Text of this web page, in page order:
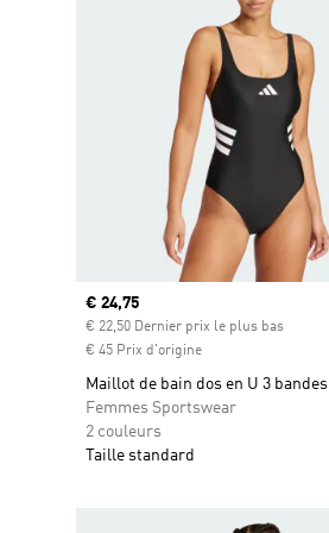
Prix actuel
€ 24,75
€ 22,50 Dernier prix le plus bas
€ 45 Prix d'origine
Maillot de bain dos en U 3 bandes
Femmes Sportswear
2 couleurs
Taille standard